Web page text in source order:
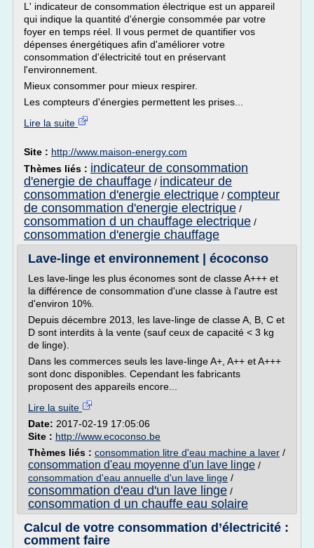
L' indicateur de consommation électrique est un appareil
qui indique la quantité d'énergie consommée par votre
foyer en temps réel. Il vous permet de quantifier vos
dépenses énergétiques afin d'améliorer votre
consommation d'électricité tout en préservant
l'environnement.
Mieux consommer pour mieux respirer.
Les compteurs d'énergies permettent les prises...
Lire la suite
Site : http://www.maison-energy.com
Thèmes liés : indicateur de consommation
d'energie de chauffage / indicateur de
consommation d'energie electrique / compteur
de consommation d'energie electrique /
consommation d un chauffage electrique /
consommation d'energie chauffage
Lave-linge et environnement | écoconso
Les lave-linge les plus économes sont de classe A+++ et
la différence de consommation d'une classe à l'autre est
d'environ 10%.
Depuis décembre 2013, les lave-linge de classe A, B, C et
D sont interdits à la vente (sauf ceux de capacité < 3 kg
de linge).
Dans les commerces seuls les lave-linge A+, A++ et A+++
sont donc disponibles. Cependant les fabricants
proposent des appareils encore...
Lire la suite
Date: 2017-02-19 17:05:06
Site : http://www.ecoconso.be
Thèmes liés : consommation litre d'eau machine a laver /
consommation d'eau moyenne d'un lave linge /
consommation d'eau annuelle d'un lave linge /
consommation d'eau d'un lave linge /
consommation d un chauffe eau solaire
Calcul de votre consommation d’électricité :
comment faire